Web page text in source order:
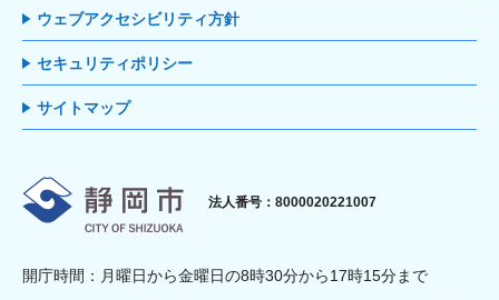
ウェブアクセシビリティ方針
セキュリティポリシー
サイトマップ
静岡市
法人番号：8000020221007
開庁時間：月曜日から金曜日の8時30分から17時15分まで